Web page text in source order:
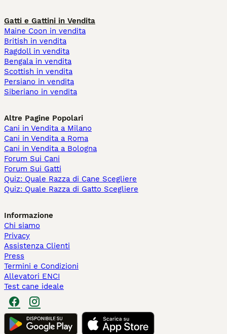
Gatti e Gattini in Vendita
Maine Coon in vendita
British in vendita
Ragdoll in vendita
Bengala in vendita
Scottish in vendita
Persiano in vendita
Siberiano in vendita
Altre Pagine Popolari
Cani in Vendita a Milano
Cani in Vendita a Roma
Cani in Vendita a Bologna
Forum Sui Cani
Forum Sui Gatti
Quiz: Quale Razza di Cane Scegliere
Quiz: Quale Razza di Gatto Scegliere
Informazione
Chi siamo
Privacy
Assistenza Clienti
Press
Termini e Condizioni
Allevatori ENCI
Test cane ideale